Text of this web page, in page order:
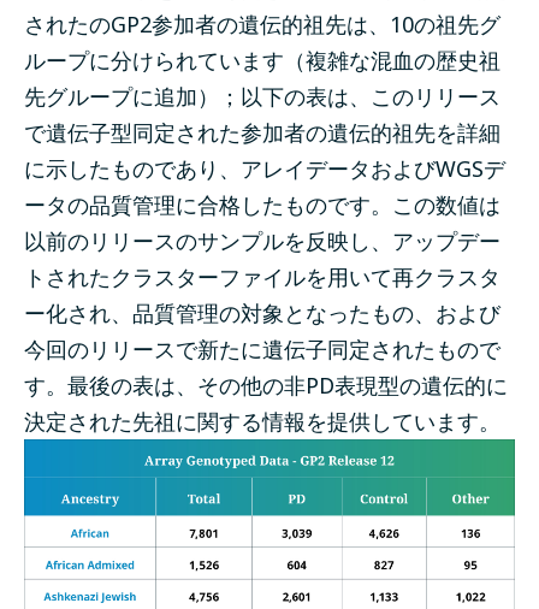
されたのGP2参加者の遺伝的祖先は、10の祖先グ
ループに分けられています（複雑な混血の歴史祖
先グループに追加）；以下の表は、このリリース
で遺伝子型同定された参加者の遺伝的祖先を詳細
に示したものであり、アレイデータおよびWGSデ
ータの品質管理に合格したものです。この数値は
以前のリリースのサンプルを反映し、アップデー
トされたクラスターファイルを用いて再クラスタ
ー化され、品質管理の対象となったもの、および
今回のリリースで新たに遺伝子同定されたもので
す。最後の表は、その他の非PD表現型の遺伝的に
決定された先祖に関する情報を提供しています。